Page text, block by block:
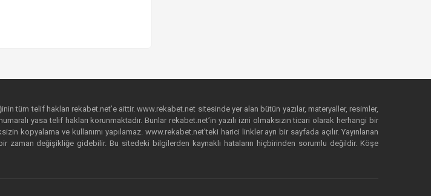
tüm telif hakları rekabet.net’e aittir. www.rekabet.net sitesinde yer alan bütün yazılar, materyaller, resimler,
yasa telif hakları korunmaktadır. Bunlar rekabet.net’in yazılı izni olmaksızın ticari olarak herhangi bir
kopyalama ve kullanımı yapılamaz. www.rekabet.net’teki harici linkler ayrı bir sayfada açılır. Yayınlanan
zaman değişikliğe gidebilir. Bu sitedeki bilgilerden kaynaklı hataların hiçbirinden sorumlu değildir. Köşe